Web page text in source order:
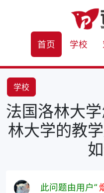
首页 学校
学校
法国洛林大
林大学的教
此问题由用户“